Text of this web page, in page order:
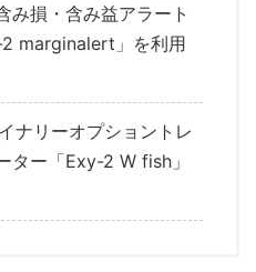
み損・含み益アラート
marginalert」を利用
ナリーオプショントレ
ター「Exy-2 W fish」